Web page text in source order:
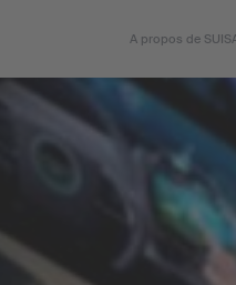
A propos de